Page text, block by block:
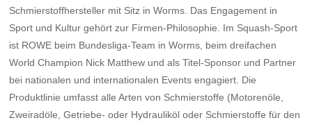
Schmierstoffhersteller mit Sitz in Worms. Das Engagement in
Sport und Kultur gehört zur Firmen-Philosophie. Im Squash-Sport
ist ROWE beim Bundesliga-Team in Worms, beim dreifachen
World Champion Nick Matthew und als Titel-Sponsor und Partner
bei nationalen und internationalen Events engagiert. Die
Produktlinie umfasst alle Arten von Schmierstoffe (Motorenöle,
Zweiradöle, Getriebe- oder Hydrauliköl oder Schmierstoffe für den